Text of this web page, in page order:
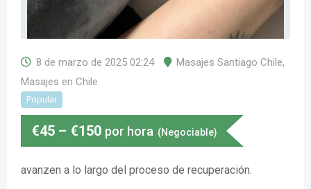
8 de marzo de 2025 02:24 Masajes Santiago Chile,
Masajes en Chile
Popular
€45 – €150 por hora (Negociable)
avanzen a lo largo del proceso de recuperación.